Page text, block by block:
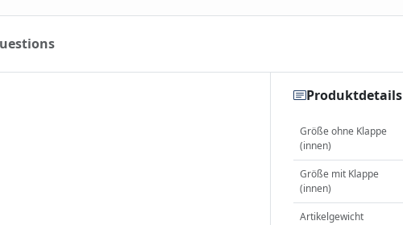
Produktdetails
Größe ohne Klappe
(innen)
Größe mit Klappe
(innen)
Artikelgewicht